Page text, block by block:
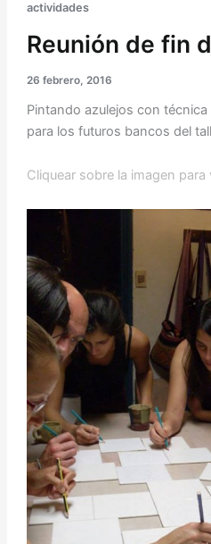
actividades
Reunión de fin
26 febrero, 2016
Pintando azulejos con técnica
para los futuros bancos del
Cliquear sobre la imagen para